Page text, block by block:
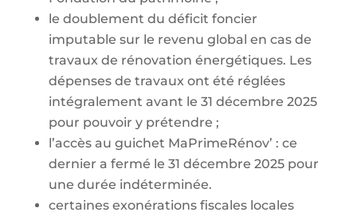
le doublement du déficit foncier
imputable sur le revenu global en cas de
travaux de rénovation énergétiques. Les
dépenses de travaux ont été réglées
intégralement avant le 31 décembre 2025
pour pouvoir y prétendre ;
l’accès au guichet MaPrimeRénov’ : ce
dernier a fermé le 31 décembre 2025 pour
une durée indéterminée.
certaines exonérations fiscales locales